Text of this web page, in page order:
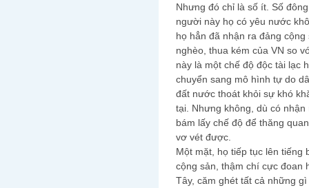
Nhưng đó chỉ là số ít. Số
người này họ có yêu nước
họ hẳn đã nhận ra đảng
nghèo, thua kém của VN so
này là một chế độ độc tài lạc
chuyển sang mô hình tự do
đất nước thoát khỏi sự khó
tại. Nhưng không, dù có
bám lấy chế độ để thăng
vơ vét được.
Một mặt, họ tiếp tục lên tiếng
cộng sản, thậm chí cực đoan
Tây, căm ghét tất cả những